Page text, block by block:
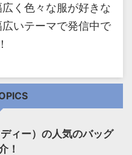
く色々な服が好きな
いテーマで発信中で
ィー）の人気のバッグ
！